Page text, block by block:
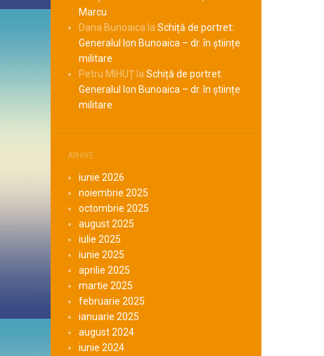
Marcu
Dana Bunoaica la Schiță de portret:
Generalul Ion Bunoaica – dr. în științe
militare
Petru MIHUȚ la Schiță de portret:
Generalul Ion Bunoaica – dr. în științe
militare
ARHIVE
iunie 2026
noiembrie 2025
octombrie 2025
august 2025
iulie 2025
iunie 2025
aprilie 2025
martie 2025
februarie 2025
ianuarie 2025
august 2024
iunie 2024